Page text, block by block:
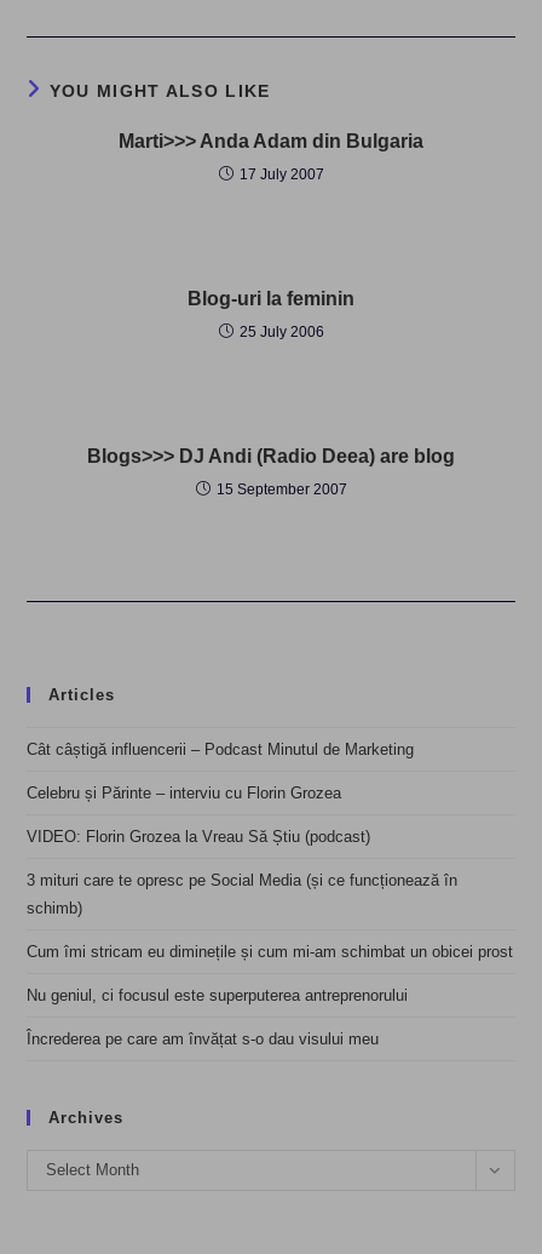
YOU MIGHT ALSO LIKE
Marti>>> Anda Adam din Bulgaria
17 July 2007
Blog-uri la feminin
25 July 2006
Blogs>>> DJ Andi (Radio Deea) are blog
15 September 2007
Articles
Cât câștigă influencerii – Podcast Minutul de Marketing
Celebru și Părinte – interviu cu Florin Grozea
VIDEO: Florin Grozea la Vreau Să Știu (podcast)
3 mituri care te opresc pe Social Media (și ce funcționează în
schimb)
Cum îmi stricam eu diminețile și cum mi-am schimbat un obicei prost
Nu geniul, ci focusul este superputerea antreprenorului
Încrederea pe care am învățat s-o dau visului meu
Archives
Archives
Select Month